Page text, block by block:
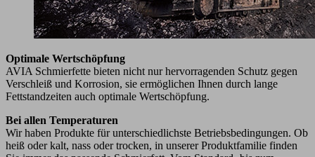
Optimale Wertschöpfung
AVIA Schmierfette bieten nicht nur hervorragenden Schutz gegen
Verschleiß und Korrosion, sie ermöglichen Ihnen durch lange
Fettstandzeiten auch optimale Wertschöpfung.
Bei allen Temperaturen
Wir haben Produkte für unterschiedlichste Betriebsbedingungen. Ob
heiß oder kalt, nass oder trocken, in unserer Produktfamilie finden